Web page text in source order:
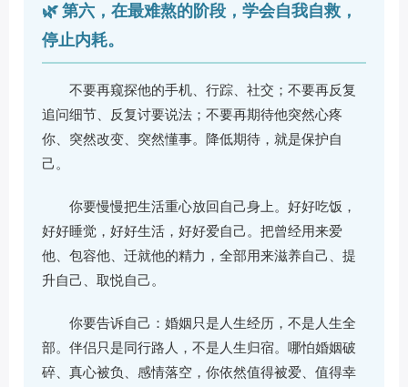
🌿 第六，在最难熬的阶段，学会自我自救，
停止内耗。
不要再窥探他的手机、行踪、社交；不要再反复
追问细节、反复讨要说法；不要再期待他突然心疼
你、突然改变、突然懂事。降低期待，就是保护自
己。
你要慢慢把生活重心放回自己身上。好好吃饭，
好好睡觉，好好生活，好好爱自己。把曾经用来爱
他、包容他、迁就他的精力，全部用来滋养自己、提
升自己、取悦自己。
你要告诉自己：婚姻只是人生经历，不是人生全
部。伴侣只是同行路人，不是人生归宿。哪怕婚姻破
碎、真心被负、感情落空，你依然值得被爱、值得幸